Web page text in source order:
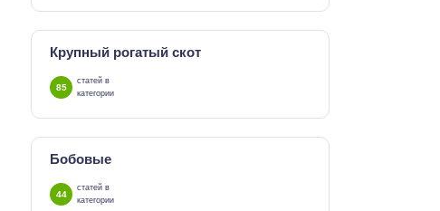
Крупный рогатый скот
85
статей в
категории
Бобовые
44
статей в
категории